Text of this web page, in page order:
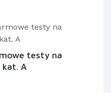
testy na
kat. A